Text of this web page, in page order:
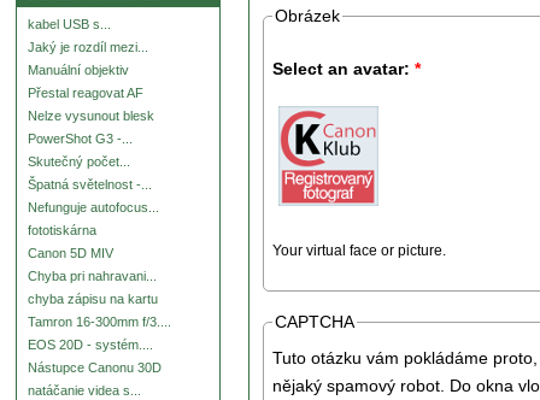
kabel USB s...
Jaký je rozdíl mezi...
Manuální objektiv
Přestal reagovat AF
Nelze vysunout blesk
PowerShot G3 -...
Skutečný počet...
Špatná světelnost -...
Nefunguje autofocus...
fototiskárna
Canon 5D MIV
Chyba pri nahravani...
chyba zápisu na kartu
Tamron 16-300mm f/3....
EOS 20D - systém....
Nástupce Canonu 30D
natáčanie videa s...
Obrázek
Select an avatar: *
Your virtual face or picture.
CAPTCHA
Tuto otázku vám pokládáme
nějaký spamový robot. Do okna